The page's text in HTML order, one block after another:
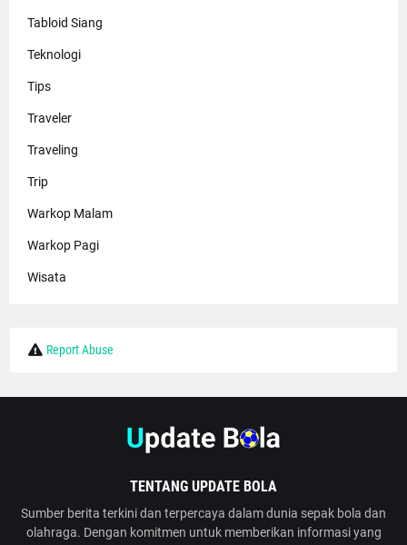
Tabloid Siang
Teknologi
Tips
Traveler
Traveling
Trip
Warkop Malam
Warkop Pagi
Wisata
Report Abuse
TENTANG UPDATE BOLA
Sumber berita terkini dan terpercaya dalam dunia sepak bola dan
olahraga. Dengan komitmen untuk memberikan informasi yang